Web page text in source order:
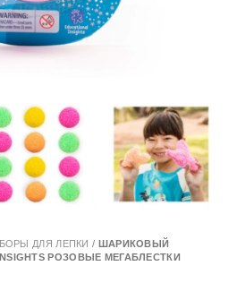
ДЛЯ ЛЕПКИ / ШАРИКОВЫЙ
РОЗОВЫЕ МЕГАБЛЕСТКИ